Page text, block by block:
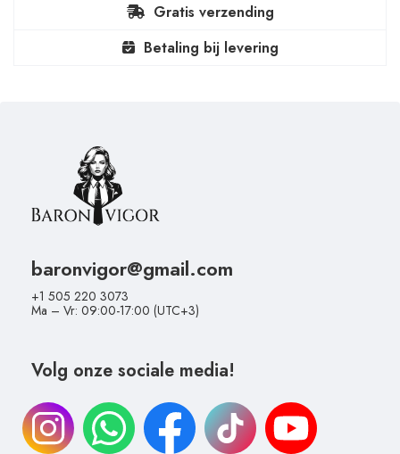
Gratis verzending
Betaling bij levering
baronvigor@gmail.com
+1 505 220 3073
Ma – Vr: 09:00-17:00 (UTC+3)
Volg onze sociale media!